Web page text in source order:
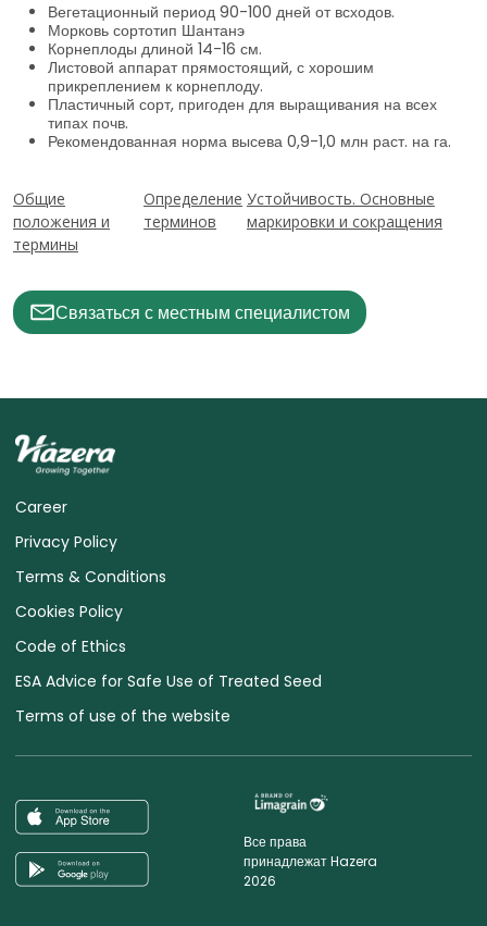
Вегетационный период 90-100 дней от всходов.
Морковь сортотип Шантанэ
Корнеплоды длиной 14-16 см.
Листовой аппарат прямостоящий, с хорошим
прикреплением к корнеплоду.
Пластичный сорт, пригоден для выращивания на всех
типах почв.
Рекомендованная норма высева 0,9-1,0 млн раст. на га.
Общие
положения и
термины
Определение
терминов
Устойчивость. Основные
маркировки и сокращения
Связаться с местным специалистом
Career
Privacy Policy
Terms & Conditions
Cookies Policy
Code of Ethics
ESA Advice for Safe Use of Treated Seed
Terms of use of the website
Все права
принадлежат Hazera
2026